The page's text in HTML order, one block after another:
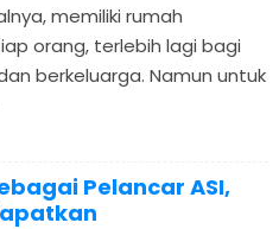
memiliki rumah
orang, terlebih lagi bagi
berkeluarga. Namun untuk
Pelancar ASI,